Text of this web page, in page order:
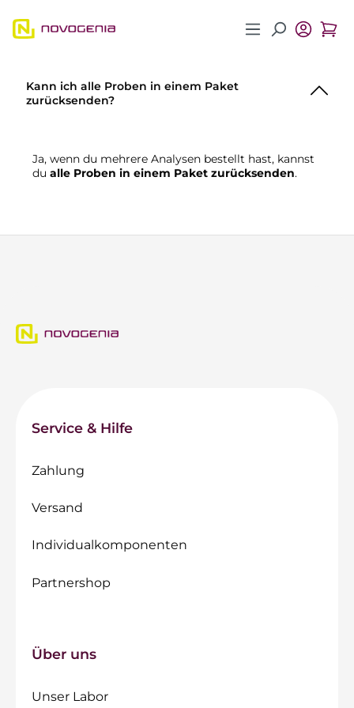
Zum Hauptinhalt springen
Kann ich alle Proben in einem Paket
zurücksenden?
Ja, wenn du mehrere Analysen bestellt hast, kannst
du alle Proben in einem Paket zurücksenden.
Service & Hilfe
Zahlung
Versand
Individualkomponenten
Partnershop
Über uns
Unser Labor